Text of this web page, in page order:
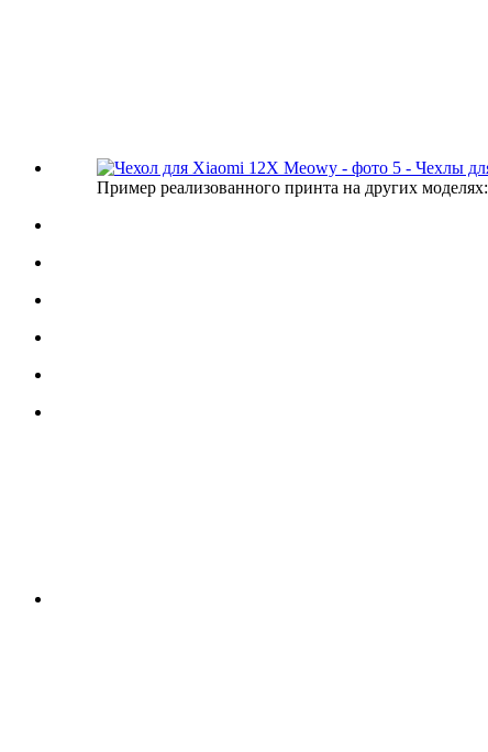
Пример реализованного принта на других моделях: